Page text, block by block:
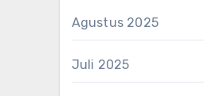
Agustus 2025
Juli 2025